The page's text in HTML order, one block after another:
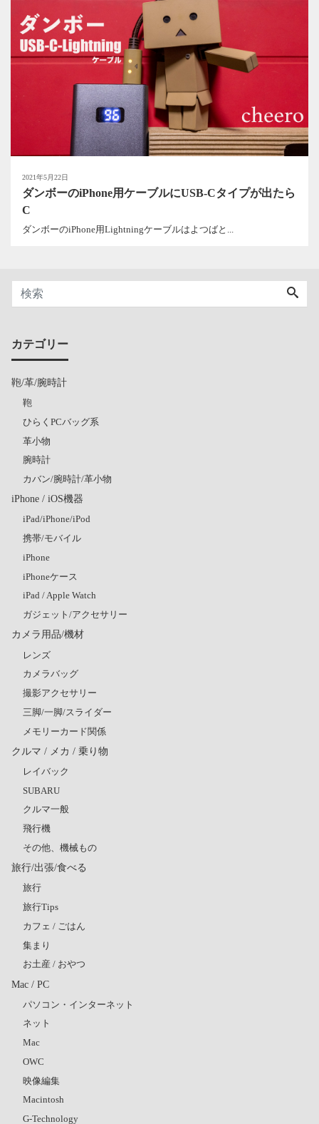
2021年5月22日
ダンボーのiPhone用ケーブルにUSB-Cタイプが出たら
C
ダンボーのiPhone用Lightningケーブルはよつばと...
カテゴリー
鞄/革/腕時計
鞄
ひらくPCバッグ系
革小物
腕時計
カバン/腕時計/革小物
iPhone / iOS機器
iPad/iPhone/iPod
携帯/モバイル
iPhone
iPhoneケース
iPad / Apple Watch
ガジェット/アクセサリー
カメラ用品/機材
レンズ
カメラバッグ
撮影アクセサリー
三脚/一脚/スライダー
メモリーカード関係
クルマ / メカ / 乗り物
レイバック
SUBARU
クルマ一般
飛行機
その他、機械もの
旅行/出張/食べる
旅行
旅行Tips
カフェ / ごはん
集まり
お土産 / おやつ
Mac / PC
パソコン・インターネット
ネット
Mac
OWC
映像編集
Macintosh
G-Technology